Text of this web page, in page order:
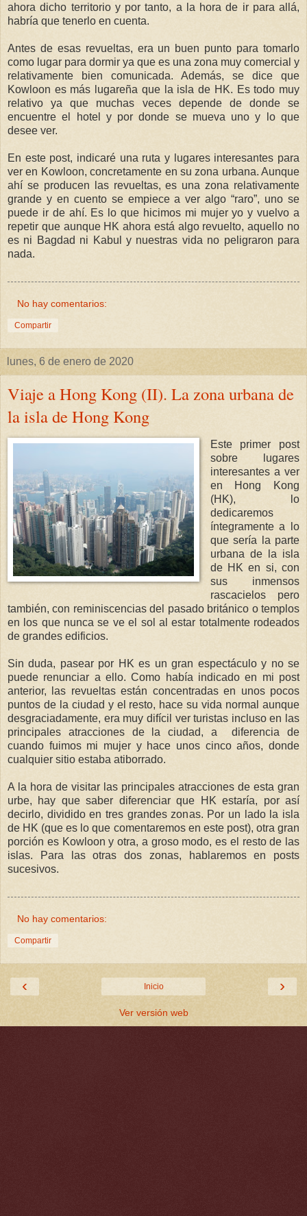
ahora dicho territorio y por tanto, a la hora de ir para allá,
habría que tenerlo en cuenta.
Antes de esas revueltas, era un buen punto para tomarlo
como lugar para dormir ya que es una zona muy comercial y
relativamente bien comunicada. Además, se dice que
Kowloon es más lugareña que la isla de HK. Es todo muy
relativo ya que muchas veces depende de donde se
encuentre el hotel y por donde se mueva uno y lo que
desee ver.
En este post, indicaré una ruta y lugares interesantes para
ver en Kowloon, concretamente en su zona urbana. Aunque
ahí se producen las revueltas, es una zona relativamente
grande y en cuento se empiece a ver algo “raro”, uno se
puede ir de ahí. Es lo que hicimos mi mujer yo y vuelvo a
repetir que aunque HK ahora está algo revuelto, aquello no
es ni Bagdad ni Kabul y nuestras vida no peligraron para
nada.
No hay comentarios:
Compartir
lunes, 6 de enero de 2020
Viaje a Hong Kong (II). La zona urbana de
la isla de Hong Kong
Este primer post
sobre lugares
interesantes a ver
en Hong Kong
(HK), lo
dedicaremos
íntegramente a lo
que sería la parte
urbana de la isla
de HK en si, con
sus inmensos
rascacielos pero
también, con reminiscencias del pasado británico o templos
en los que nunca se ve el sol al estar totalmente rodeados
de grandes edificios.
Sin duda, pasear por HK es un gran espectáculo y no se
puede renunciar a ello. Como había indicado en mi post
anterior, las revueltas están concentradas en unos pocos
puntos de la ciudad y el resto, hace su vida normal aunque
desgraciadamente, era muy difícil ver turistas incluso en las
principales atracciones de la ciudad, a diferencia de
cuando fuimos mi mujer y hace unos cinco años, donde
cualquier sitio estaba atiborrado.
A la hora de visitar las principales atracciones de esta gran
urbe, hay que saber diferenciar que HK estaría, por así
decirlo, dividido en tres grandes zonas. Por un lado la isla
de HK (que es lo que comentaremos en este post), otra gran
porción es Kowloon y otra, a groso modo, es el resto de las
islas. Para las otras dos zonas, hablaremos en posts
sucesivos.
No hay comentarios:
Compartir
‹ ›
Inicio
Ver versión web